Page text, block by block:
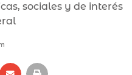
sociales y de interés